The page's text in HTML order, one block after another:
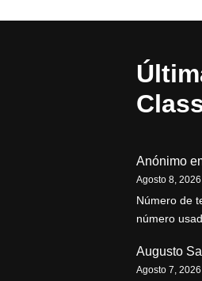
Anónimo
Agosto 8, 2026
Número de
número
Augusto
Agosto 7, 2026